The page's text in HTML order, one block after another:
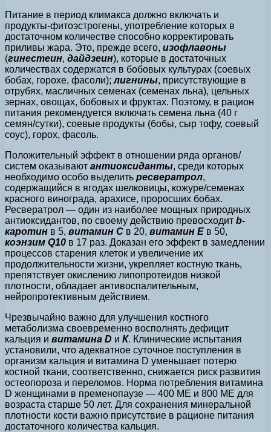
Питание в период климакса должно включать и
продукты-фитоэстрогены, употребление которых в
достаточном количестве способно корректировать
приливы жара. Это, прежде всего, изофлавоны
(гинестеин, дайдзеин), которые в достаточных
количествах содержатся в бобовых культурах (соевых
бобах, горохе, фасоли);лигнины, присутствующие в
отрубях, масличных семенах (семенах льна), цельных
зернах, овощах, бобовых и фруктах. Поэтому, в рацион
питания рекомендуется включать семена льна (40 г
семян/сутки), соевые продукты (бобы, сыр тофу, соевый
соус), горох, фасоль.
Положительный эффект в отношении ряда органов/
систем оказывают антиоксиданты, среди которых
необходимо особо выделить ресвератрол,
содержащийся в ягодах шелковицы, кожуре/семенах
красного винограда, арахисе, проросших бобах.
Ресвератрол — один из наиболее мощных природных
антиоксидантов, по своему действию превосходит b-
каротин в 5, витамин С в 20, витамин Е в 50,
коэнзим Q10 в 17 раз. Доказан его эффект в замедлении
процессов старения клеток и увеличение их
продолжительности жизни, укрепляет костную ткань,
препятствует окислению липопротеидов низкой
плотности, обладает антивоспалительным,
нейропротективным действием.
Чрезвычайно важно для улучшения костного
метаболизма своевременно восполнять дефицит
кальция и витамина D и К. Клинические испытания
установили, что адекватное суточное поступления в
организм кальция и витамина D уменьшает потерю
костной ткани, соответственно, снижается риск развития
остеопороза и переломов. Норма потребления витамина
D женщинами в пременопаузе — 400 МЕ и 800 МЕ для
возраста старше 50 лет. Для сохранения минеральной
плотности кости важно присутствие в рационе питания
достаточного количества кальция.